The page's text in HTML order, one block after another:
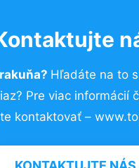
Hľadáte na to
Pre viac informácií
kontaktovať –